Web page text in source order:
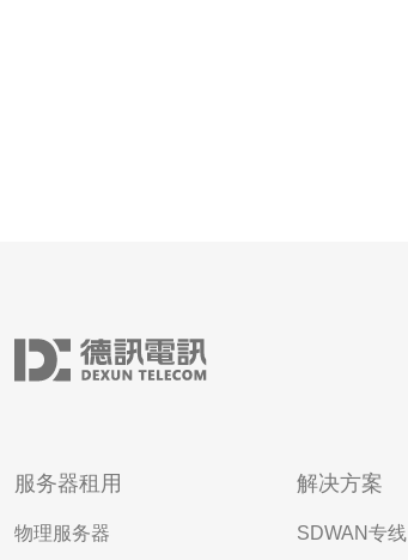
服务器租用
物理服务器
解决方案
SDWAN专线